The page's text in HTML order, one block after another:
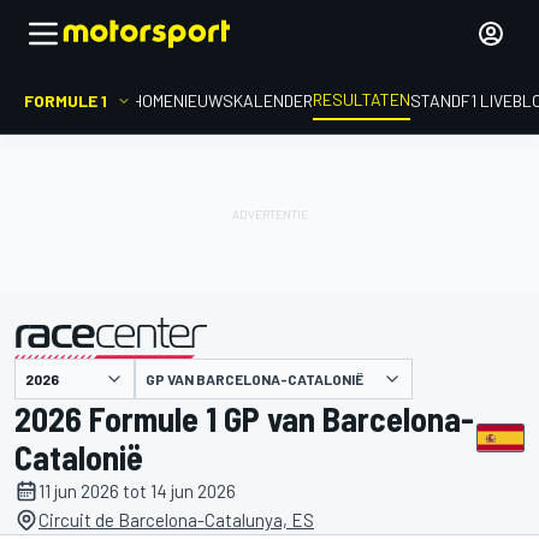
FORMULE 1 HOMENIEUWSKALENDERRESULTATENSTANDF1
gepresenteerd door GP VAN BARCELONA-CATALONIË
2026 Formule 1 GP van Barcelona-
Catalonië
11 jun 2026 tot 14 jun 2026
Circuit de Barcelona-Catalunya, ES